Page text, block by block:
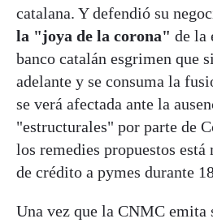
catalana. Y defendió su
la "joya de la corona" de la
banco catalán esgrimen que
adelante y se consuma la
se verá afectada ante la
"estructurales" por parte de
los remedies propuestos está
de crédito a pymes durante
Una vez que la CNMC emita